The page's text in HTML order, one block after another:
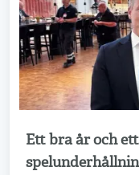
Ett bra år och
Läs mer